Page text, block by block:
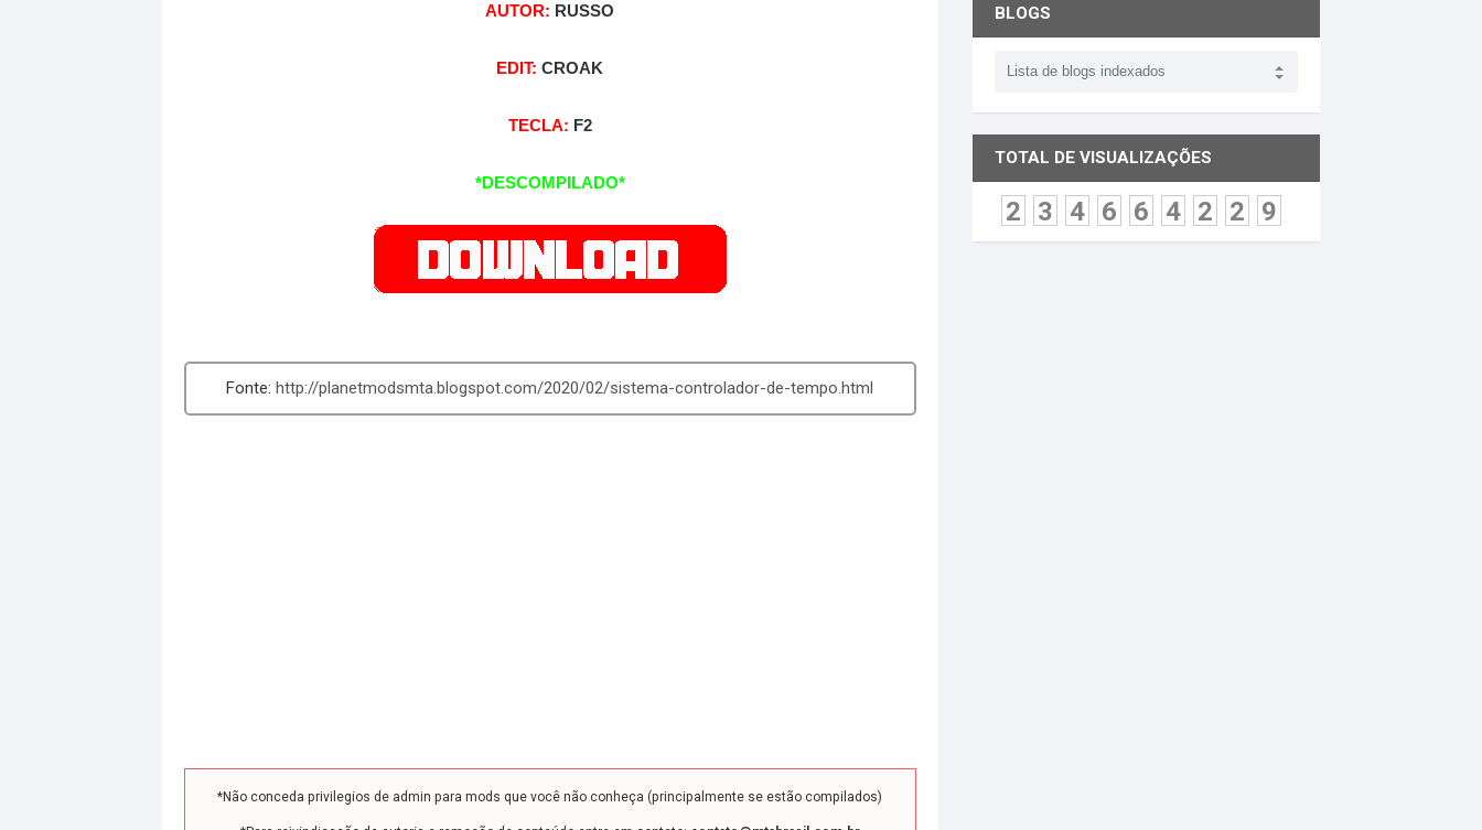
AUTOR: RUSSO
EDIT: CROAK
TECLA: F2
*DESCOMPILADO*
http://planetmodsmta.blogspot.com/2020/02/sistema-controlador-de-tempo.html
*Não conceda privilegios de admin para mods que você não conheça (principalmente se estão compilados)
BLOGS
TOTAL DE VISUALIZAÇÕES
2 3 4 6 6 4 2 2 9